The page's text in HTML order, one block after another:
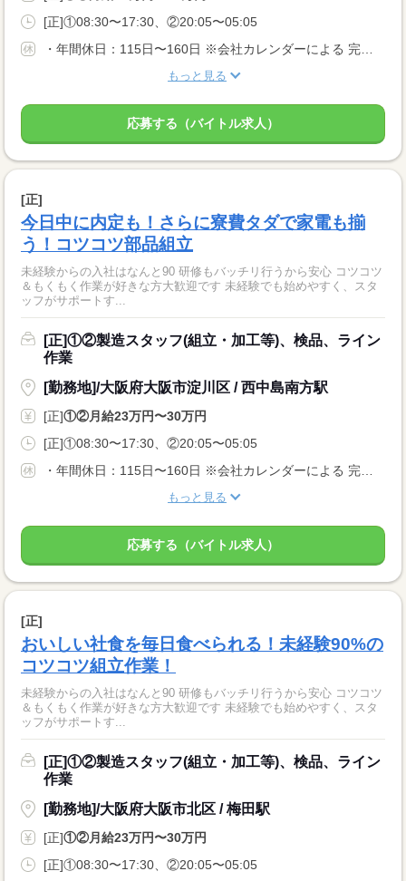
[正]①08:30〜17:30、②20:05〜05:05
・年間休日：115日〜160日 ※会社カレンダーによる 完全週休2日もしくは、 週休2日制（月8日以上） 曜日は勤務先による 配属先により土日休みもOK。 ぜひご相談ください。 ・長期休暇 ・有給休暇
もっと見る
応募する（バイトル求人）
[正]
今日中に内定も！さらに寮費タダで家電も揃
う！コツコツ部品組立
未経験からの入社はなんと90 研修もバッチリ行うから安心 コツコツ
＆もくもく作業が好きな方大歓迎です 未経験でも始めやすく、スタ
ッフがサポートす...
[正]①②製造スタッフ(組立・加工等)、検品、ライン
作業
[勤務地]/大阪府大阪市淀川区 / 西中島南方駅
[正]①②月給23万円〜30万円
[正]①08:30〜17:30、②20:05〜05:05
・年間休日：115日〜160日 ※会社カレンダーによる 完全週休2日もしくは、 週休2日制（月8日以上） 曜日は勤務先による 配属先により土日休みもOK。 ぜひご相談ください。 ・長期休暇 ・有給休暇
もっと見る
応募する（バイトル求人）
[正]
おいしい社食を毎日食べられる！未経験90%の
コツコツ組立作業！
未経験からの入社はなんと90 研修もバッチリ行うから安心 コツコツ
＆もくもく作業が好きな方大歓迎です 未経験でも始めやすく、スタ
ッフがサポートす...
[正]①②製造スタッフ(組立・加工等)、検品、ライン
作業
[勤務地]/大阪府大阪市北区 / 梅田駅
[正]①②月給23万円〜30万円
[正]①08:30〜17:30、②20:05〜05:05